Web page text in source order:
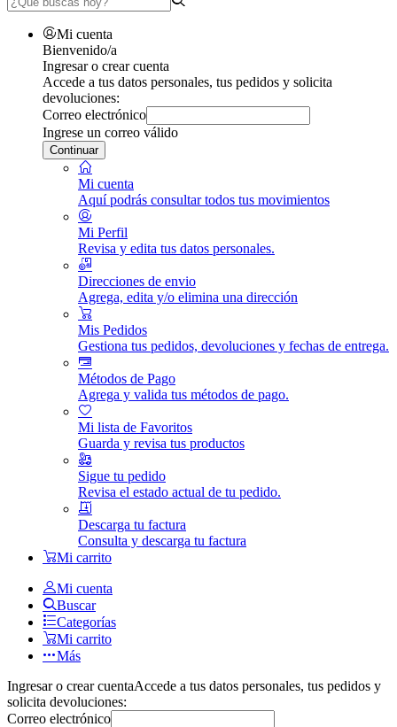
Mi cuenta
Bienvenido/a
Ingresar o crear cuenta
Accede a tus datos personales, tus pedidos y solicita
devoluciones:
Correo electrónico
Ingrese un correo válido
Continuar
Mi cuenta
Aquí podrás consultar todos tus movimientos
Mi Perfil
Revisa y edita tus datos personales.
Direcciones de envio
Agrega, edita y/o elimina una dirección
Mis Pedidos
Gestiona tus pedidos, devoluciones y fechas de entrega.
Métodos de Pago
Agrega y valida tus métodos de pago.
Mi lista de Favoritos
Guarda y revisa tus productos
Sigue tu pedido
Revisa el estado actual de tu pedido.
Descarga tu factura
Consulta y descarga tu factura
Mi carrito
Mi cuenta
Buscar
Categorías
Mi carrito
Más
Ingresar o crear cuentaAccede a tus datos personales, tus pedidos y
solicita devoluciones:
Correo electrónico